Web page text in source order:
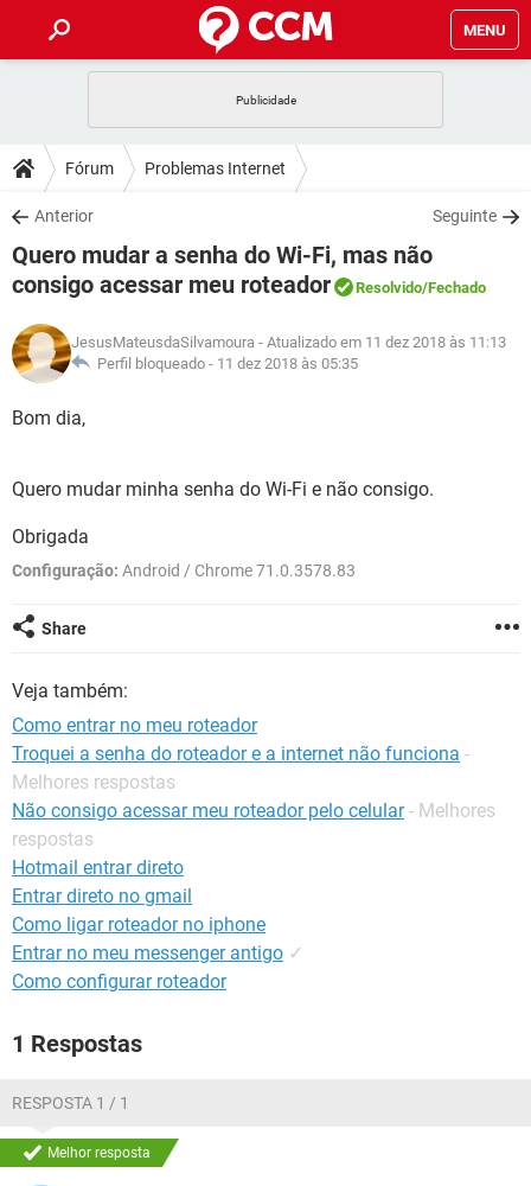
MENU
CELULAR FACEBOOK
OUTLOOK
INSTAGRAM GMAIL
GUIA DE COMPRAS
DICAS
JOGOS WHATSAPP
OUTLOOK EXCEL
GUIA DE COMPRAS
DOWNLOADS
JOGOS WHATSAPP
CELULAR FACEBOOK
OUTLOOK EXCEL
INSTAGRAM
GUIA DE COMPRAS
FÓRUM
CELULAR FACEBOOK
GUIA DE COMPRAS
GLOSSÁRIO
JOGOS
CELULAR
INSTAGRAM GMAIL
GUIA DE COMPRAS
Fórum Problemas Internet
Anterior Seguinte
Quero mudar a senha do Wi-Fi, mas não
consigo acessar meu roteador
Resolvido/Fechado
JesusMateusdaSilvamoura - Atualizado em 11 dez 2018 às 11:13
Perfil bloqueado - 11 dez 2018 às 05:35
Bom dia,
Quero mudar minha senha do Wi-Fi e não consigo.
Obrigada
Configuração: Android / Chrome 71.0.3578.83
Share
Veja também:
Como entrar no meu roteador
Troquei a senha do roteador e a internet não funciona -
Melhores respostas
Não consigo acessar meu roteador pelo celular - Melhores
respostas
Hotmail entrar direto
Entrar direto no gmail
Como ligar roteador no iphone
Entrar no meu messenger antigo ✓
Como configurar roteador
1 Respostas
RESPOSTA 1 / 1
Melhor resposta